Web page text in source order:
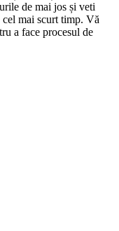
de mai jos și veti
mai scurt timp. Vă
a face procesul de